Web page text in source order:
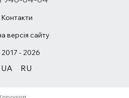
Контакти
версія сайту
- 2026
UA RU